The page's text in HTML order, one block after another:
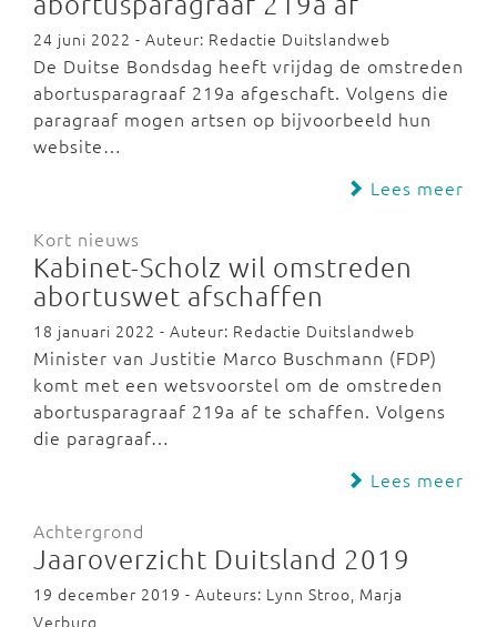
24 juni 2022 - Auteur: Redactie Duitslandweb
De Duitse Bondsdag heeft vrijdag de omstreden
abortusparagraaf 219a afgeschaft. Volgens die
paragraaf mogen artsen op bijvoorbeeld hun
website…
Lees meer
Kort nieuws
Kabinet-Scholz wil omstreden
abortuswet afschaffen
18 januari 2022 - Auteur: Redactie Duitslandweb
Minister van Justitie Marco Buschmann (FDP)
komt met een wetsvoorstel om de omstreden
abortusparagraaf 219a af te schaffen. Volgens
die paragraaf…
Lees meer
Achtergrond
Jaaroverzicht Duitsland 2019
19 december 2019 - Auteurs: Lynn Stroo, Marja
Verburg